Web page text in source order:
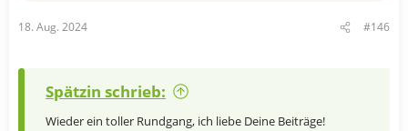
:
18. Aug. 2024 #146
Spätzin schrieb:
Wieder ein toller Rundgang, ich liebe Deine Beiträge!